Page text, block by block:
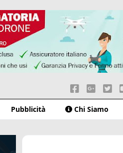
Pubblicità Chi Siamo